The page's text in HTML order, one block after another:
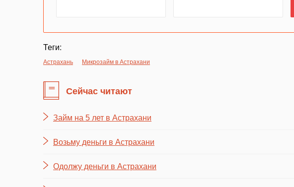
Теги:
Астрахань Микрозайм в Астрахани
Сейчас читают
Займ на 5 лет в Астрахани
Возьму деньги в Астрахани
Одолжу деньги в Астрахани